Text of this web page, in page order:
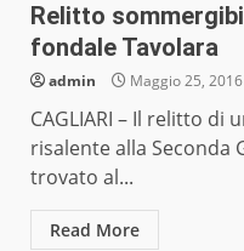
Relitto
fondale Tavolara
admin Maggio 25, 2016
CAGLIARI – Il relitto di
risalente alla Seconda
trovato al...
Read More